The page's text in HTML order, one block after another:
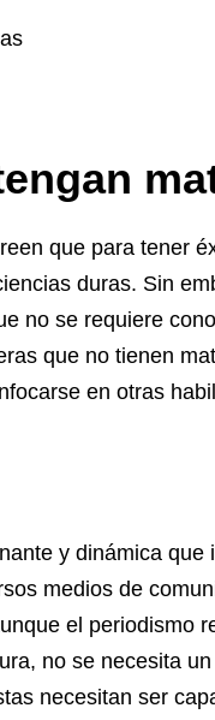
que para tener
duras. Sin
no se requiere
que no tienen
en otras
y dinámica
medios de
el periodismo
no se necesita
necesitan ser